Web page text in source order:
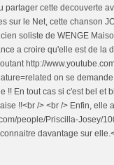
partager cette decouverte
sur le Net, cette chanson
soliste de WENGE
a croire qu'elle est de la
http://
on se
!! En tout cas si c'est bel et
!!<br /> <br /> Enfin, elle
people/Priscilla-Josey/
davantage sur